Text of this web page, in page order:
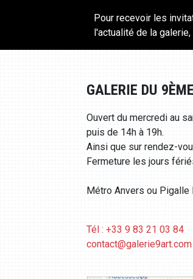
Pour recevoir les
l'actualité de la
GALERIE DU
Ouvert du mercredi au
puis de 14h à 19h.
Ainsi que sur rendez-
Fermeture les jours
Métro Anvers ou Pigalle
Tél : +33 9 83 21 03 84
contact@galerie9art.com